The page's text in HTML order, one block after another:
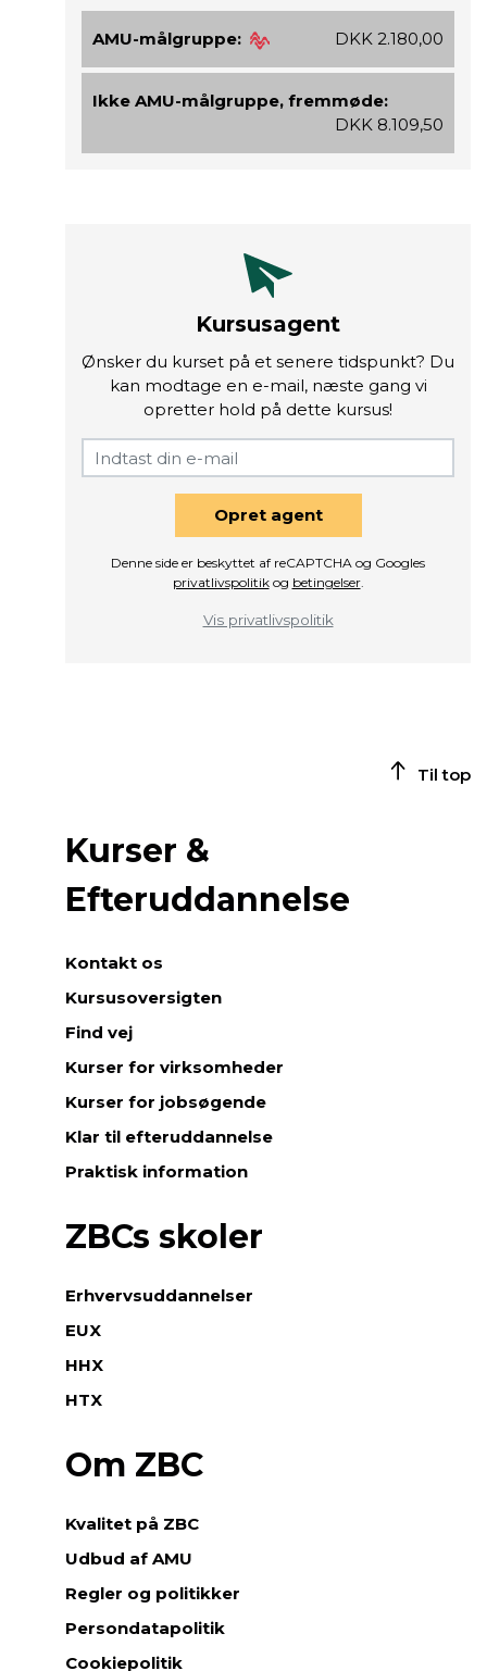
AMU-målgruppe: DKK 2.180,00
Ikke AMU-målgruppe, fremmøde:
DKK 8.109,50
Kursusagent
Ønsker du kurset på et senere tidspunkt? Du
kan modtage en e-mail, næste gang vi
opretter hold på dette kursus!
Opret agent
Denne side er beskyttet af reCAPTCHA og Googles
privatlivspolitikog betingelser.
Vis privatlivspolitik
Til top
Kurser &
Efteruddannelse
Kontakt os
Kursusoversigten
Find vej
Kurser for virksomheder
Kurser for jobsøgende
Klar til efteruddannelse
Praktisk information
ZBCs skoler
Erhvervsuddannelser
EUX
HHX
HTX
Om ZBC
Kvalitet på ZBC
Udbud af AMU
Regler og politikker
Persondatapolitik
Cookiepolitik